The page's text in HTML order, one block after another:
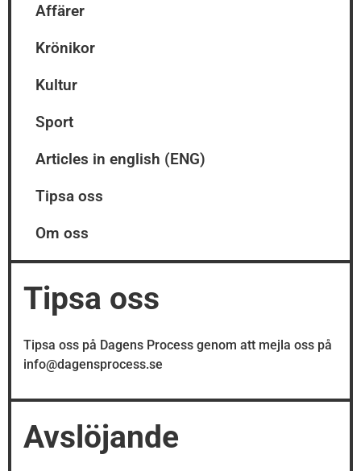
Affärer
Krönikor
Kultur
Sport
Articles in english (ENG)
Tipsa oss
Om oss
Tipsa oss
Tipsa oss på Dagens Process genom att mejla oss på
info@dagensprocess.se
Avslöjande